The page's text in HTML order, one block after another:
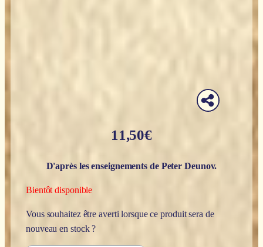
11,50€
D'après les enseignements de Peter Deunov.
Bientôt disponible
Vous souhaitez être averti lorsque ce produit sera de
nouveau en stock ?